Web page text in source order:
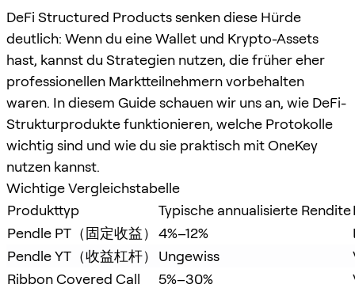
DeFi Structured Products senken diese Hürde
deutlich: Wenn du eine Wallet und Krypto-Assets
hast, kannst du Strategien nutzen, die früher eher
professionellen Marktteilnehmern vorbehalten
waren. In diesem Guide schauen wir uns an, wie DeFi-
Strukturprodukte funktionieren, welche Protokolle
wichtig sind und wie du sie praktisch mit OneKey
nutzen kannst.
Wichtige Vergleichstabelle
Produkttyp
Typische annualisierte Rendite
Pendle PT（固定收益） 4%–12%
Pendle YT（收益杠杆）
Ungewiss
Ribbon Covered Call
5%–30%